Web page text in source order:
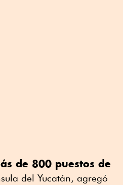
de 800 puestos de
del Yucatán, agregó